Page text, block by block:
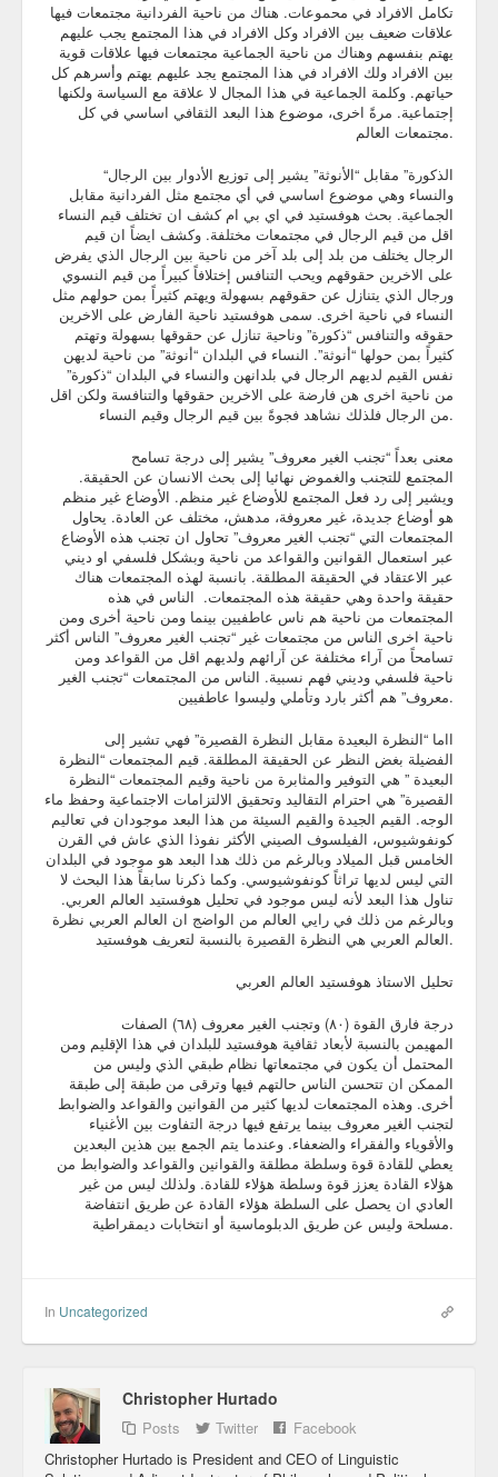
تكامل الافراد في محموعات. هناك من ناحية الفردانية مجتمعات فيها
علاقات ضعيف بين الافراد وكل الافراد في هذا المجتمع يجب عليهم
يهتم بنفسهم وهناك من ناحية الجماعية مجتمعات فيها علاقات قوية
بين الافراد ولك الافراد في هذا المجتمع يجد عليهم يهتم وأسرهم كل
حياتهم. وكلمة الجماعية في هذا المجال لا علاقة مع السياسة ولكنها
إجتماعية. مرةً اخرى، موضوع هذا البعد الثقافي اساسي في كل
مجتمعات العالم.
“الذكورة” مقابل “الأنوثة” يشير إلى توزيع الأدوار بين الرجال
والنساء وهي موضوع اساسي في أي مجتمع مثل الفردانية مقابل
الجماعية. بحث هوفستيد في اي بي ام كشف ان تختلف قيم النساء
اقل من قيم الرجال في مجتمعات مختلفة. وكشف ايضاً ان قيم
الرجال يختلف من بلد إلى بلد آخر من ناحية بين الرجال الذي يفرض
على الاخرين حقوقهم ويحب التنافس إختلافاً كبيراً من قيم النسوي
ورجال الذي يتنازل عن حقوقهم بسهولة ويهتم كثيراً بمن حولهم مثل
النساء في ناحية اخرى. سمى هوفستيد ناحية الفارض على الاخرين
حقوقه والتنافس “ذكورة” وناحية تنازل عن حقوقها بسهولة وتهتم
كثيراً بمن حولها “أنوثة”. النساء في البلدان “أنوثة” من ناحية لديهن
نفس القيم لديهم الرجال في بلدانهن والنساء في البلدان “ذكورة”
من ناحية اخرى هن فارضة على الاخرين حقوقها والتنافسة ولكن اقل
من الرجال فلذلك نشاهد فجوةً بين قيم الرجال وقيم النساء.
المجتمع للتجنب والغموض نهائيا إلى بحث الانسان عن الحقيقة.
ويشير إلى رد فعل المجتمع للأوضاع غير منظم. الأوضاع غير منظم
هو أوضاع جديدة، غير معروفة، مدهش، مختلف عن العادة. يحاول
المجتمعات التي “تجنب الغير معروف” تحاول ان تجنب هذه الأوضاع
عبر استعمال القوانين والقواعد من ناحية وبشكل فلسفي او ديني
عبر الاعتقاد في الحقيقة المطلقة. بانسبة لهذه المجتمعات هناك
حقيقة واحدة وهي حقيقة هذه المجتمعات. الناس في هذه
المجتمعات من ناحية هم ناس عاطفيين بينما ومن ناحية أخرى ومن
ناحية اخرى الناس من مجتمعات غير “تجنب الغير معروف” الناس أكثر
تسامحاً من آراء مختلفة عن آرائهم ولديهم اقل من القواعد ومن
ناحية فلسفي وديني فهم نسبية. الناس من المجتمعات “تجنب الغير
معروف” هم أكثر بارد وتأملي وليسوا عاطفيين.
الفضيلة بغض النظر عن الحقيقة المطلقة. قيم المجتمعات “النظرة
البعيدة ” هي التوفير والمثابرة من ناحية وقيم المجتمعات “النظرة
القصيرة” هي احترام التقاليد وتحقيق الالتزامات الاجتماعية وحفظ ماء
الوجه. القيم الجيدة والقيم السيئة من هذا البعد موجودان في تعاليم
كونفوشيوس، الفيلسوف الصيني الأكثر نفوذا الذي عاش في القرن
الخامس قبل الميلاد وبالرغم من ذلك هدا البعد هو موجود في البلدان
التي ليس لديها تراثاً كونفوشيوسي. وكما ذكرنا سابقاً هذا البحث لا
تناول هذا البعد لأنه ليس موجود في تحليل هوفستيد العالم العربي.
وبالرغم من ذلك في رايي العالم من الواضج ان العالم العربي نظرة
العالم العربي هي النظرة القصيرة بالنسبة لتعريف هوفستيد.
تحليل الاستاذ هوفستيد العالم العربي
المهيمن بالنسبة لأبعاد ثقافية هوفستيد للبلدان في هذا الإقليم ومن
المحتمل أن يكون في مجتمعاتها نظام طبقي الذي وليس من
الممكن ان تتحسن الناس حالتهم فيها وترقى من طبقة إلى طبقة
أخرى. وهذه المجتمعات لديها كثير من القوانين والقواعد والضوابط
لتجنب الغير معروف بينما يرتفع فيها درجة التفاوت بين الأغنياء
والأقوياء والفقراء والضعفاء. وعندما يتم الجمع بين هذين البعدين
يعطي للقادة قوة وسلطة مطلقة والقوانين والقواعد والضوابط من
هؤلاء القادة يعزز قوة وسلطة هؤلاء للقادة. ولذلك ليس من غير
العادي ان يحصل على السلطة هؤلاء القادة عن طريق انتفاضة
مسلحة وليس عن طريق الدبلوماسية أو انتخابات ديمقراطية.
In Uncategorized
Christopher Hurtado
Posts Twitter
Facebook
Christopher Hurtado is President and CEO of Linguistic